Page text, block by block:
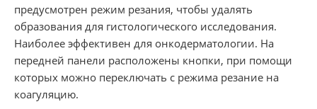
предусмотрен режим резания, чтобы удалять
образования для гистологического исследования.
Наиболее эффективен для онкодерматологии. На
передней панели расположены кнопки, при помощи
которых можно переключать с режима резание на
коагуляцию.